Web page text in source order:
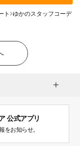
ト ゆかのスタッフコーディ
公式アプリ
をお知らせ。